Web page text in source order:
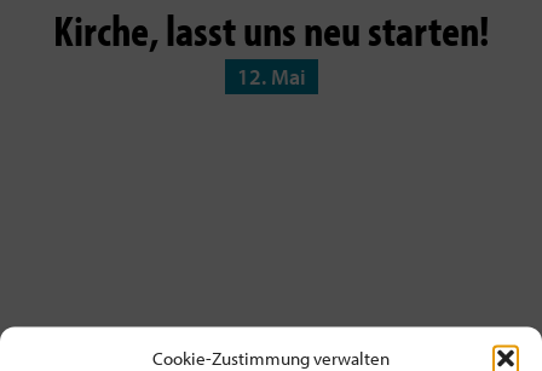
Cookie-Zustimmung verwalten
Kirche, lasst uns neu starten!
12. Mai